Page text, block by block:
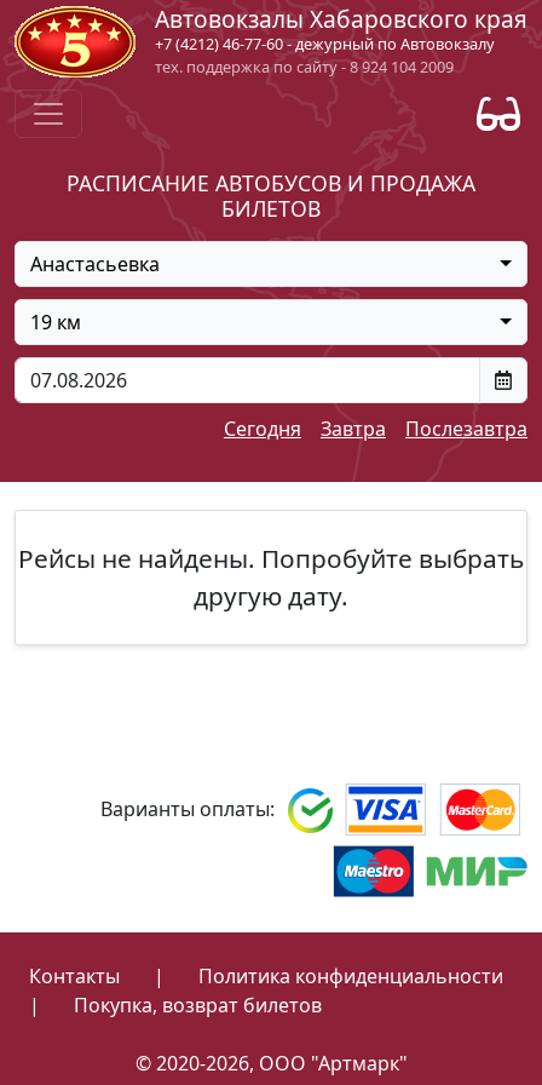
Автовокзалы Хабаровского края
+7 (4212) 46-77-60 - дежурный по Автовокзалу
тех. поддержка по сайту - 8 924 104 2009
РАСПИСАНИЕ АВТОБУСОВ И ПРОДАЖА
БИЛЕТОВ
Анастасьевка
19 км
Сегодня Завтра Послезавтра
Рейсы не найдены. Попробуйте выбрать
другую дату.
Варианты оплаты:
Контакты |
Политика конфиденциальности
|
Покупка, возврат билетов
© 2020-2026, ООО "Артмарк"